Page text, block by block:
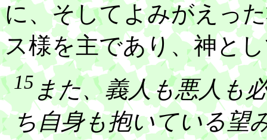
に、そしてよみがえっ
ス様を主であり、神と
15 また、義人も悪人も
ち自身も抱いている望